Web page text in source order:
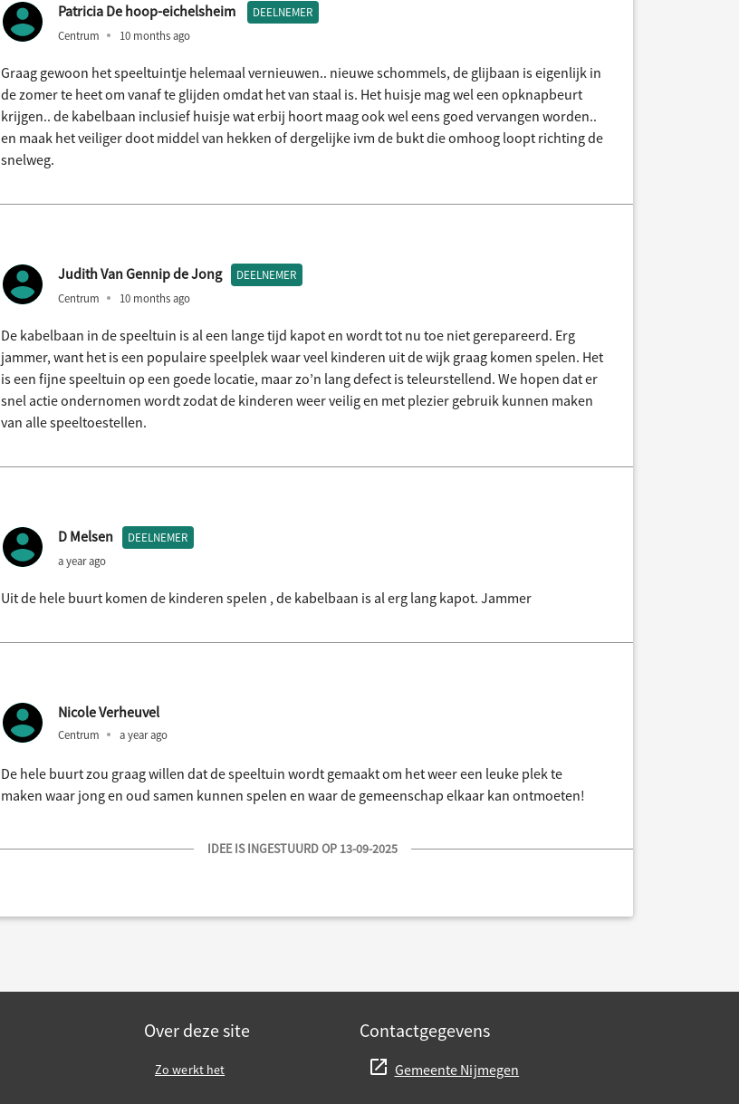
Patricia De hoop-eichelsheim DEELNEMER
Centrum 10 months ago
Graag gewoon het speeltuintje helemaal vernieuwen.. nieuwe schommels, de glijbaan is eigenlijk in
de zomer te heet om vanaf te glijden omdat het van staal is. Het huisje mag wel een opknapbeurt
krijgen.. de kabelbaan inclusief huisje wat erbij hoort maag ook wel eens goed vervangen worden..
en maak het veiliger doot middel van hekken of dergelijke ivm de bukt die omhoog loopt richting de
snelweg.
Judith Van Gennip de Jong DEELNEMER
Centrum 10 months ago
De kabelbaan in de speeltuin is al een lange tijd kapot en wordt tot nu toe niet gerepareerd. Erg
jammer, want het is een populaire speelplek waar veel kinderen uit de wijk graag komen spelen. Het
is een fijne speeltuin op een goede locatie, maar zo’n lang defect is teleurstellend. We hopen dat er
snel actie ondernomen wordt zodat de kinderen weer veilig en met plezier gebruik kunnen maken
van alle speeltoestellen.
D Melsen DEELNEMER
a year ago
Uit de hele buurt komen de kinderen spelen , de kabelbaan is al erg lang kapot. Jammer
Nicole Verheuvel
Centrum a year ago
De hele buurt zou graag willen dat de speeltuin wordt gemaakt om het weer een leuke plek te
maken waar jong en oud samen kunnen spelen en waar de gemeenschap elkaar kan ontmoeten!
IDEE IS INGESTUURD OP 13-09-2025
Over deze site
Zo werkt het
Contactgegevens
Gemeente Nijmegen